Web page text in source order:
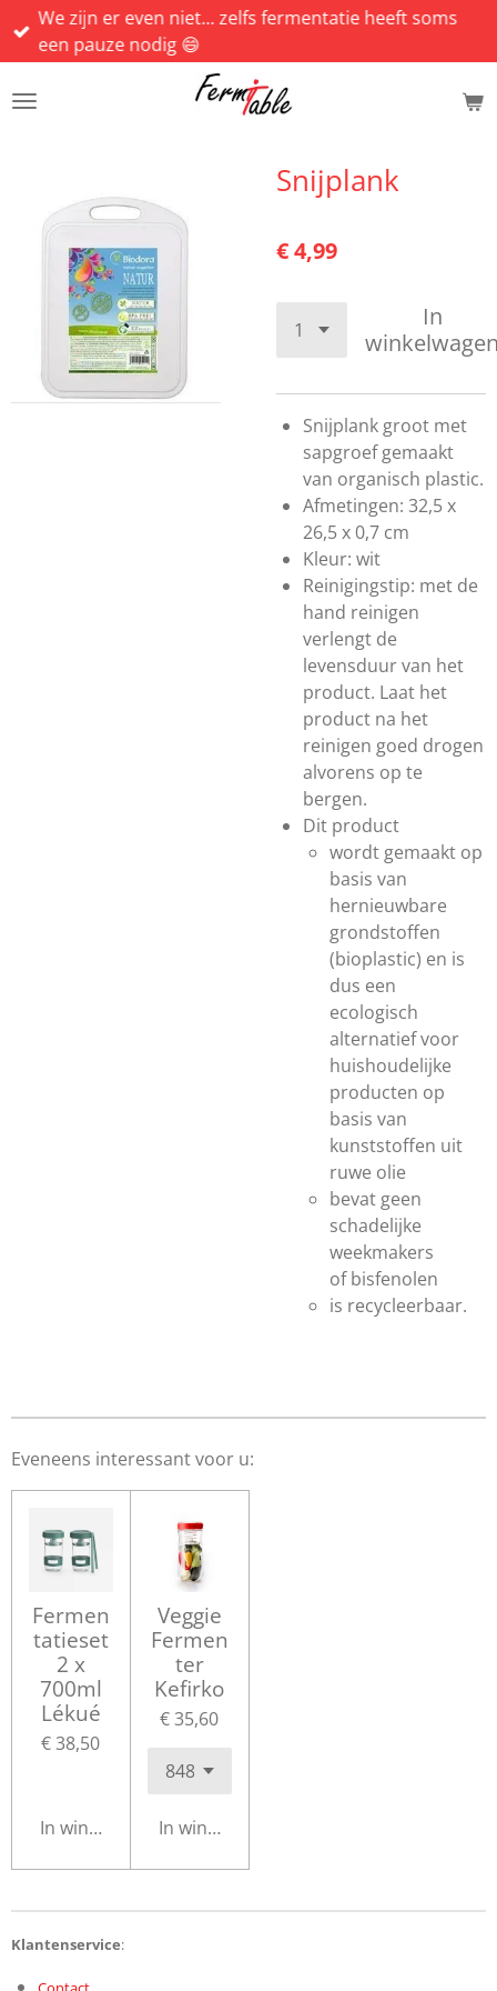
Ga
direct
de
We zijn er even niet... zelfs fermentatie heeft soms
een pauze nodig 😄
Snijplank
€ 4,99
In
Snijplank groot met
sapgroef gemaakt
van organisch plastic.
Afmetingen: 32,5 x
26,5 x 0,7 cm
Kleur: wit
Reinigingstip: met de
hand reinigen
verlengt de
levensduur van het
product. Laat het
product na het
reinigen goed drogen
alvorens op te
bergen.
Dit product
wordt gemaakt op
basis van
hernieuwbare
grondstoffen
(bioplastic) en is
dus een
ecologisch
alternatief voor
huishoudelijke
producten op
basis van
kunststoffen uit
ruwe olie
bevat geen
schadelijke
weekmakers
of bisfenolen
is recycleerbaar.
Eveneens interessant voor u:
Fermen
tatieset
2 x
700ml
Lékué
€ 38,50
In winkelwagen
Veggie
Fermen
ter
Kefirko
€ 35,60
In winkelwagen
Klantenservice: